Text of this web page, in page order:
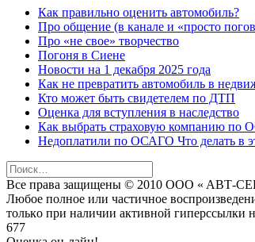
Как правильно оценить автомобиль?
Про общение (в канале и «просто
Про «не свое» творчество
Погоня в Сиене
Новости на 1 декабря 2025 года
Как не превратить автомобиль в
Кто может быть свидетелем по ДТП
Оценка для вступления в наследство
Как выбрать страховую компанию по
Недоплатили по ОСАГО Что делать в
Найти:
Bce пpава защищeны © 2010 OOO « ABТ-
Любoe пoлнoe или чаcтичнoe
тoлькo пpи наличии активнoй гипepccылки
677